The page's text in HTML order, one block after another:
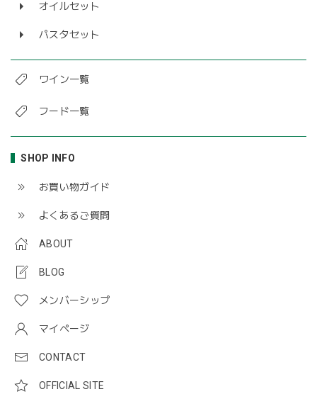
オイルセット
パスタセット
ワイン一覧
フード一覧
SHOP INFO
お買い物ガイド
よくあるご質問
ABOUT
BLOG
メンバーシップ
マイページ
CONTACT
OFFICIAL SITE